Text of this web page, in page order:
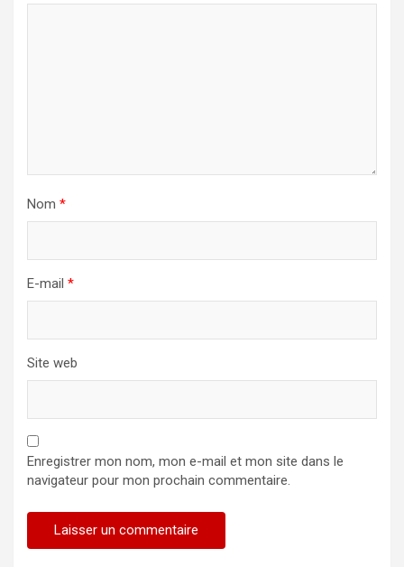
Nom *
E-mail *
Site web
Enregistrer mon nom, mon e-mail et mon site dans le
navigateur pour mon prochain commentaire.